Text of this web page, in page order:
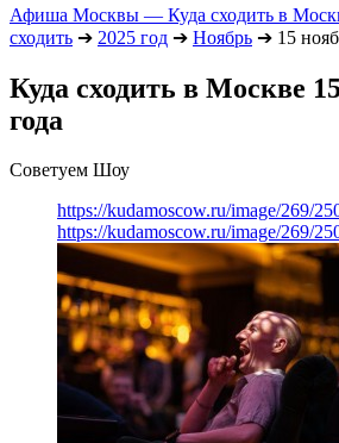
Афиша Москвы — Куда сходить в
сходить ➔ 2025 год ➔ Ноябрь ➔ 15
Куда сходить в Москве
года
Советуем Шоу
https://kudamoscow.ru/image/269/
https://kudamoscow.ru/image/269/